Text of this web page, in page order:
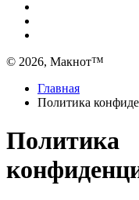
© 2026, Макнот™
Главная
Политика
Политика